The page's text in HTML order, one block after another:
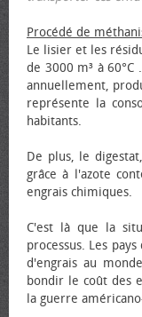
Procédé de
Le lisier et les
de 3000 m³ à
annuellement,
représente la
habitants.
De plus, le
grâce à l'azote
engrais chimiques.
C'est là que la
processus. Les
d'engrais au
bondir le coût des
la guerre